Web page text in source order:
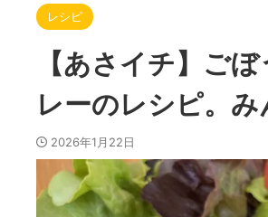
レシピ
【あさイチ】ご
レーのレシピ。
2026年1月22日